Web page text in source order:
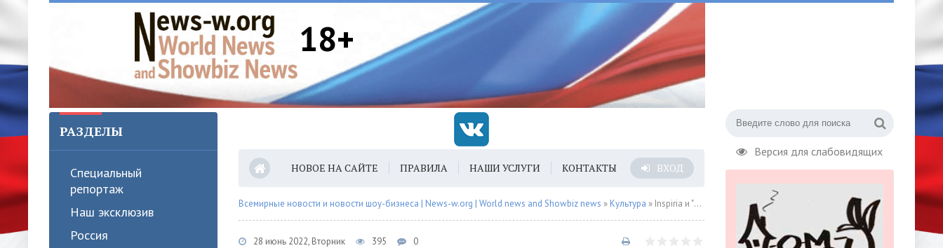
18+
Версия для слабовидящих
РАЗДЕЛЫ
Специальный
репортаж
Наш эксклюзив
Россия
НОВОЕ НА САЙТЕ ПРАВИЛА НАШИ УСЛУГИ КОНТАКТЫ ВХОД
Всемирные новости и новости шоу-бизнеса | News-w.org | World news and Showbiz news » Культура » Inspiria и "Эксмо": Дайджест книжных новинок июля
28 июнь 2022, Вторник 395 0